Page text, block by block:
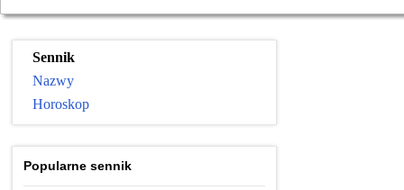
Sennik
Nazwy
Horoskop
Popularne sennik